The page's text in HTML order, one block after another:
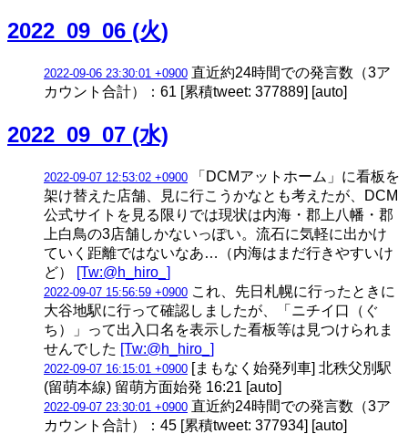
2022_09_06 (火)
2022-09-06 23:30:01 +0900 直近約24時間での発言数（3ア
カウント合計）：61 [累積tweet: 377889] [auto]
2022_09_07 (水)
2022-09-07 12:53:02 +0900 「DCMアットホーム」に看板を
架け替えた店舗、見に行こうかなとも考えたが、DCM
公式サイトを見る限りでは現状は内海・郡上八幡・郡
上白鳥の3店舗しかないっぽい。流石に気軽に出かけ
ていく距離ではないなあ…（内海はまだ行きやすいけ
ど）
[Tw:@h_hiro_]
2022-09-07 15:56:59 +0900 これ、先日札幌に行ったときに
大谷地駅に行って確認しましたが、「ニチイ口（ぐ
ち）」って出入口名を表示した看板等は見つけられま
せんでした [Tw:@h_hiro_]
2022-09-07 16:15:01 +0900 [まもなく始発列車] 北秩父別駅
(留萌本線) 留萌方面始発 16:21 [auto]
2022-09-07 23:30:01 +0900 直近約24時間での発言数（3ア
カウント合計）：45 [累積tweet: 377934] [auto]